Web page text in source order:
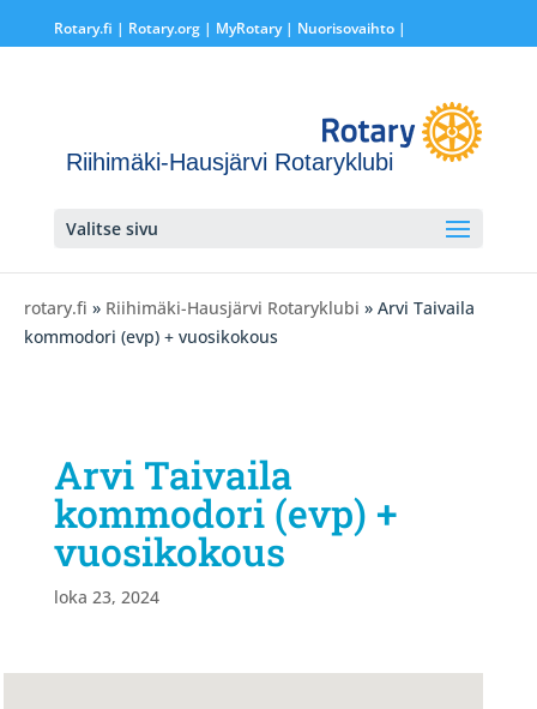
Rotary.fi | Rotary.org| MyRotary | Nuorisovaihto|
Riihimäki-Hausjärvi Rotaryklubi
Valitse sivu
rotary.fi » Riihimäki-Hausjärvi Rotaryklubi » Arvi Taivaila
kommodori (evp) + vuosikokous
Arvi Taivaila
kommodori (evp) +
vuosikokous
loka 23, 2024